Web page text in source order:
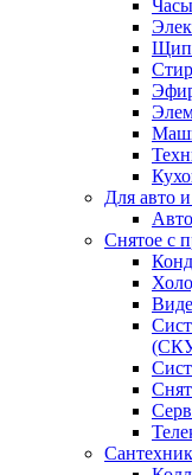
Часы
Для авто
Снятое с